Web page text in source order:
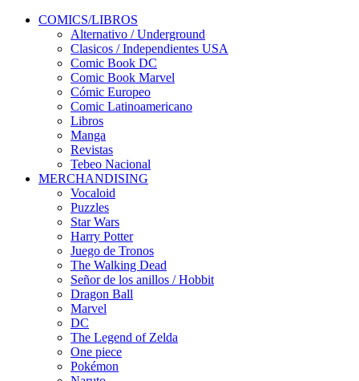
COMICS/LIBROS
Alternativo / Underground
Clasicos / Independientes USA
Comic Book DC
Comic Book Marvel
Cómic Europeo
Comic Latinoamericano
Libros
Manga
Revistas
Tebeo Nacional
MERCHANDISING
Vocaloid
Puzzles
Star Wars
Harry Potter
Juego de Tronos
The Walking Dead
Señor de los anillos / Hobbit
Dragon Ball
Marvel
DC
The Legend of Zelda
One piece
Pokémon